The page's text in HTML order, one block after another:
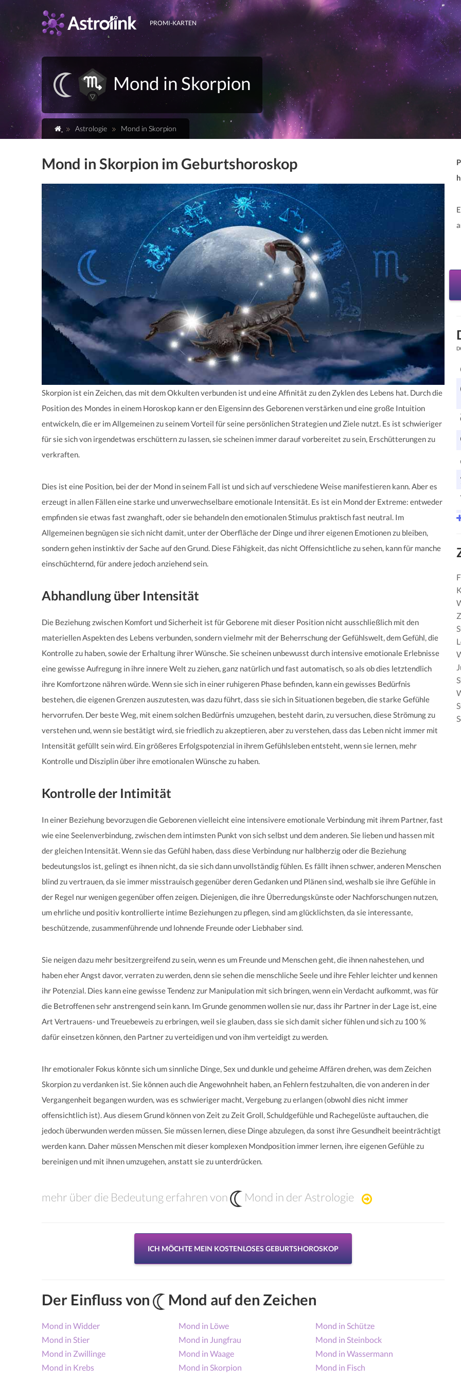
PROMI-KARTEN
Mond in Skorpion
Astrologie Mond in Skorpion
Mond in Skorpion im Geburtshoroskop
Skorpion ist ein Zeichen, das mit dem Okkulten verbunden ist und eine Affinität zu den Zyklen des Lebens hat. Durch die
Position des Mondes in einem Horoskop kann er den Eigensinn des Geborenen verstärken und eine große Intuition
entwickeln, die er im Allgemeinen zu seinem Vorteil für seine persönlichen Strategien und Ziele nutzt. Es ist schwieriger
für sie sich von irgendetwas erschüttern zu lassen, sie scheinen immer darauf vorbereitet zu sein, Erschütterungen zu
verkraften.
Dies ist eine Position, bei der der Mond in seinem Fall ist und sich auf verschiedene Weise manifestieren kann. Aber es
erzeugt in allen Fällen eine starke und unverwechselbare emotionale Intensität. Es ist ein Mond der Extreme: entweder
empfinden sie etwas fast zwanghaft, oder sie behandeln den emotionalen Stimulus praktisch fast neutral. Im
Allgemeinen begnügen sie sich nicht damit, unter der Oberfläche der Dinge und ihrer eigenen Emotionen zu bleiben,
sondern gehen instinktiv der Sache auf den Grund. Diese Fähigkeit, das nicht Offensichtliche zu sehen, kann für manche
einschüchternd, für andere jedoch anziehend sein.
Abhandlung über Intensität
Die Beziehung zwischen Komfort und Sicherheit ist für Geborene mit dieser Position nicht ausschließlich mit den
materiellen Aspekten des Lebens verbunden, sondern vielmehr mit der Beherrschung der Gefühlswelt, dem Gefühl, die
Kontrolle zu haben, sowie der Erhaltung ihrer Wünsche. Sie scheinen unbewusst durch intensive emotionale Erlebnisse
eine gewisse Aufregung in ihre innere Welt zu ziehen, ganz natürlich und fast automatisch, so als ob dies letztendlich
ihre Komfortzone nähren würde. Wenn sie sich in einer ruhigeren Phase befinden, kann ein gewisses Bedürfnis
bestehen, die eigenen Grenzen auszutesten, was dazu führt, dass sie sich in Situationen begeben, die starke Gefühle
hervorrufen. Der beste Weg, mit einem solchen Bedürfnis umzugehen, besteht darin, zu versuchen, diese Strömung zu
verstehen und, wenn sie bestätigt wird, sie friedlich zu akzeptieren, aber zu verstehen, dass das Leben nicht immer mit
Intensität gefüllt sein wird. Ein größeres Erfolgspotenzial in ihrem Gefühlsleben entsteht, wenn sie lernen, mehr
Kontrolle und Disziplin über ihre emotionalen Wünsche zu haben.
Kontrolle der Intimität
In einer Beziehung bevorzugen die Geborenen vielleicht eine intensivere emotionale Verbindung mit ihrem Partner, fast
wie eine Seelenverbindung, zwischen dem intimsten Punkt von sich selbst und dem anderen. Sie lieben und hassen mit
der gleichen Intensität. Wenn sie das Gefühl haben, dass diese Verbindung nur halbherzig oder die Beziehung
bedeutungslos ist, gelingt es ihnen nicht, da sie sich dann unvollständig fühlen. Es fällt ihnen schwer, anderen Menschen
blind zu vertrauen, da sie immer misstrauisch gegenüber deren Gedanken und Plänen sind, weshalb sie ihre Gefühle in
der Regel nur wenigen gegenüber offen zeigen. Diejenigen, die ihre Überredungskünste oder Nachforschungen nutzen,
um ehrliche und positiv kontrollierte intime Beziehungen zu pflegen, sind am glücklichsten, da sie interessante,
beschützende, zusammenführende und lohnende Freunde oder Liebhaber sind.
Sie neigen dazu mehr besitzergreifend zu sein, wenn es um Freunde und Menschen geht, die ihnen nahestehen, und
haben eher Angst davor, verraten zu werden, denn sie sehen die menschliche Seele und ihre Fehler leichter und kennen
ihr Potenzial. Dies kann eine gewisse Tendenz zur Manipulation mit sich bringen, wenn ein Verdacht aufkommt, was für
die Betroffenen sehr anstrengend sein kann. Im Grunde genommen wollen sie nur, dass ihr Partner in der Lage ist, eine
Art Vertrauens- und Treuebeweis zu erbringen, weil sie glauben, dass sie sich damit sicher fühlen und sich zu 100 %
dafür einsetzen können, den Partner zu verteidigen und von ihm verteidigt zu werden.
Ihr emotionaler Fokus könnte sich um sinnliche Dinge, Sex und dunkle und geheime Affären drehen, was dem Zeichen
Skorpion zu verdanken ist. Sie können auch die Angewohnheit haben, an Fehlern festzuhalten, die von anderen in der
Vergangenheit begangen wurden, was es schwieriger macht, Vergebung zu erlangen (obwohl dies nicht immer
offensichtlich ist). Aus diesem Grund können von Zeit zu Zeit Groll, Schuldgefühle und Rachegelüste auftauchen, die
jedoch überwunden werden müssen. Sie müssen lernen, diese Dinge abzulegen, da sonst ihre Gesundheit beeinträchtigt
werden kann. Daher müssen Menschen mit dieser komplexen Mondposition immer lernen, ihre eigenen Gefühle zu
bereinigen und mit ihnen umzugehen, anstatt sie zu unterdrücken.
mehr über die Bedeutung erfahren von Mond in der Astrologie
ICH MÖCHTE MEIN KOSTENLOSES GEBURTSHOROSKOP
Der Einfluss von Mond auf den Zeichen
Mond in Widder
Mond in Stier
Mond in Zwillinge
Mond in Krebs
Mond in Löwe
Mond in Jungfrau
Mond in Waage
Mond in Skorpion
Mond in Schütze
Mond in Steinbock
Mond in Wassermann
Mond in Fisch